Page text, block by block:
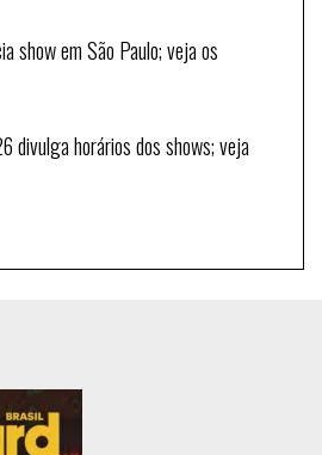
show em São Paulo; veja os
divulga horários dos shows; veja